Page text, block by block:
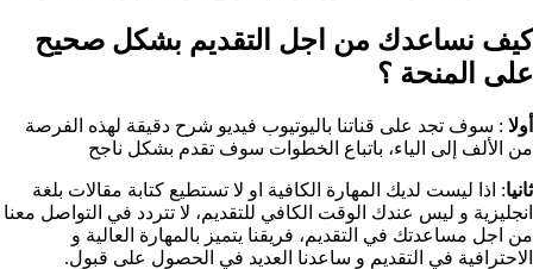
كيف نساعدك من اجل التقديم بشكل صحيح
على المنحة ؟​
أولا : سوف تجد على قناتنا باليوتيوب فيديو شرح دقيقة لهذه الفرصة
من الألف إلى الياء، باتباع الخطوات سوف تقدم بشكل ناجح
ثانيا: اذا ليست لديك المهارة الكافية او لا تستطيع كتابة مقالات بلغة
انجليزية و ليس عندك الوقت الكافي للتقديم، لا تتردد في التواصل معنا
من اجل مساعدتك في التقديم، فريقنا يتميز بالمهارة العالية و
الاحترافية في التقديم و ساعدنا العديد في الحصول على قبول.